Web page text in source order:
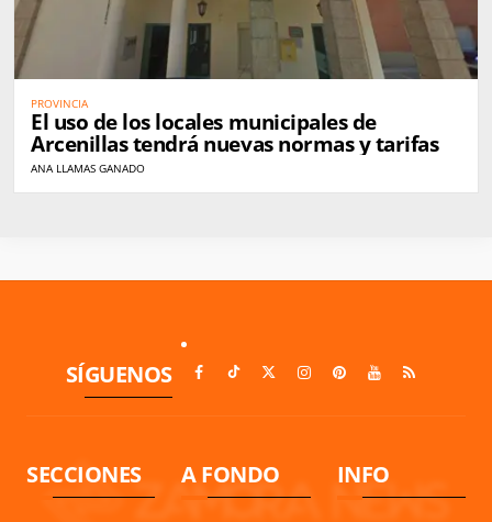
PROVINCIA
El uso de los locales municipales de
Arcenillas tendrá nuevas normas y tarifas
ANA LLAMAS GANADO
SÍGUENOS
SECCIONES A FONDO INFO